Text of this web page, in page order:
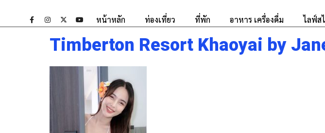
หน้าหลัก ท่องเที่ยว ที่พัก อาหาร เครื่องดื่ม ไลฟ์ส
Timberton Resort Khaoyai by